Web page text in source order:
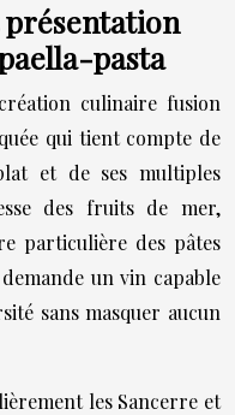
pasta
culinaire fusion
qui tient compte de
et de ses multiples
des fruits de mer,
particulière des pâtes
un vin capable
sans masquer aucun
les Sancerre et